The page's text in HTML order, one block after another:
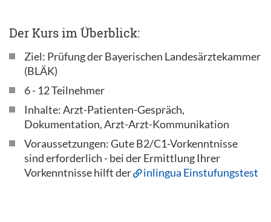
Der Kurs im Überblick:
Ziel: Prüfung der Bayerischen Landesärztekammer
(BLÄK)
6 - 12 Teilnehmer
Inhalte: Arzt-Patienten-Gespräch,
Dokumentation, Arzt-Arzt-Kommunikation
Voraussetzungen: Gute B2/C1-Vorkenntnisse
sind erforderlich - bei der Ermittlung Ihrer
Vorkenntnisse hilft der
inlingua Einstufungstest